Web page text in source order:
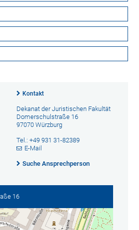
Kontakt
Dekanat der Juristischen Fakultät
Domerschulstraße 16
97070 Würzburg
Tel.: +49 931 31-82389
E-Mail
Suche Ansprechperson
16